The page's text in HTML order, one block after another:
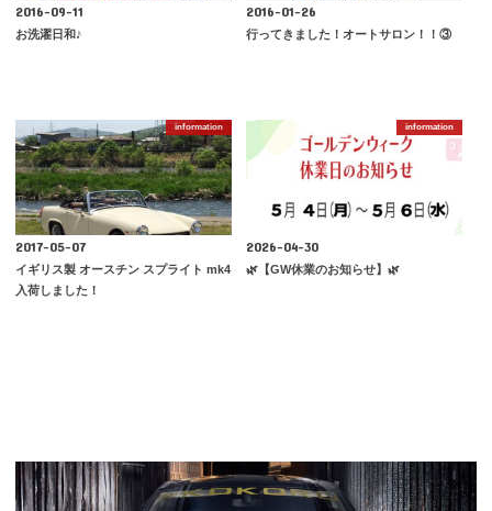
2016-09-11
お洗濯日和♪
2016-01-26
行ってきました！オートサロン！！③
information
2017-05-07
イギリス製 オースチン スプライト mk4
入荷しました！
information
2026-04-30
🌿【GW休業のお知らせ】🌿